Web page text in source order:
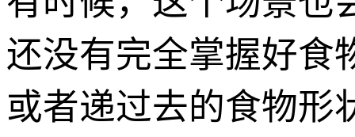
还没有完全掌握好食
或者递过去的食物形